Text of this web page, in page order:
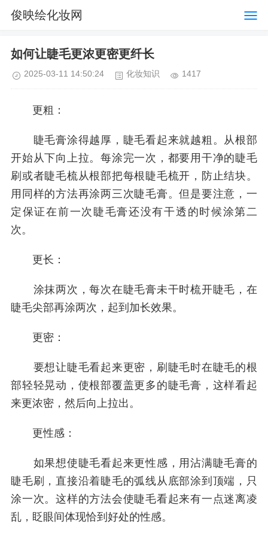
俊映绘化妆网
如何让睫毛更浓更密更纤长
2025-03-11 14:50:24 化妆知识 1417
更粗：
睫毛膏涂得越厚，睫毛看起来就越粗。从根部
开始从下向上拉。每涂完一次，都要用干净的睫毛
刷或者睫毛梳从根部把每根睫毛梳开，防止结块。
用同样的方法再涂两三次睫毛膏。但是要注意，一
定保证在前一次睫毛膏还没有干透的时候涂第二
次。
更长：
涂抹两次，每次在睫毛膏未干时梳开睫毛，在
睫毛尖部再涂两次，起到加长效果。
更密：
要想让睫毛看起来更密，刷睫毛时在睫毛的根
部轻轻晃动，使根部覆盖更多的睫毛膏，这样看起
来更浓密，然后向上拉出。
更性感：
如果想使睫毛看起来更性感，用沾满睫毛膏的
睫毛刷，直接沿着睫毛的弧线从底部涂到顶端，只
涂一次。这样的方法会使睫毛看起来有一点迷离凌
乱，眨眼间体现恰到好处的性感。